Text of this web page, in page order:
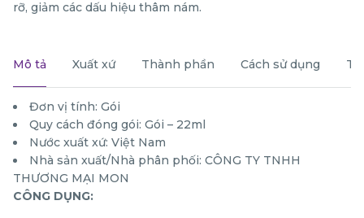
rỡ, giảm các dấu hiệu thâm nám.
Mô tả Xuất xứ Thành phần Cách sử dụng
Đơn vị tính: Gói
Quy cách đóng gói: Gói – 22ml
Nước xuất xứ: Việt Nam
Nhà sản xuất/Nhà phân phối: CÔNG TY TNHH
THƯƠNG MẠI MON
CÔNG DỤNG: